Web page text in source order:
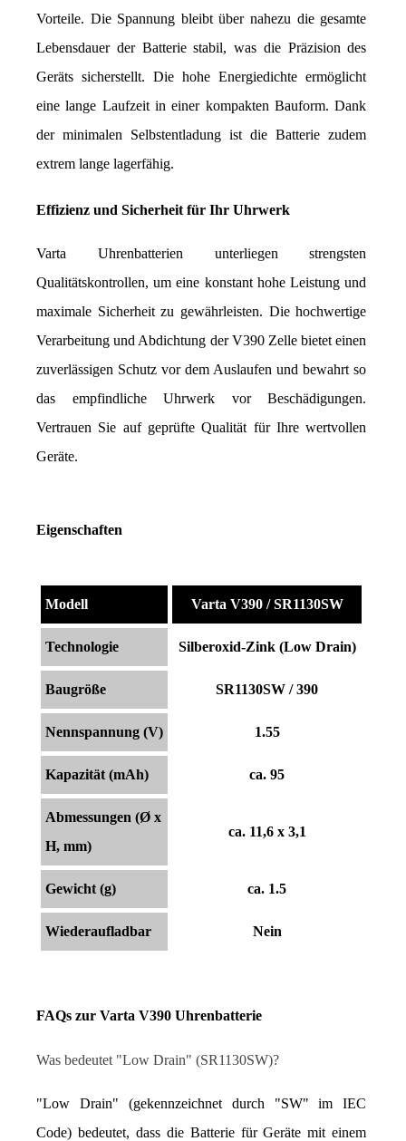
Vorteile. Die Spannung bleibt über nahezu die gesamte
Lebensdauer der Batterie stabil, was die Präzision des
Geräts sicherstellt. Die hohe Energiedichte ermöglicht
eine lange Laufzeit in einer kompakten Bauform. Dank
der minimalen Selbstentladung ist die Batterie zudem
extrem lange lagerfähig.
Effizienz und Sicherheit für Ihr Uhrwerk
Varta Uhrenbatterien unterliegen strengsten
Qualitätskontrollen, um eine konstant hohe Leistung und
maximale Sicherheit zu gewährleisten. Die hochwertige
Verarbeitung und Abdichtung der V390 Zelle bietet einen
zuverlässigen Schutz vor dem Auslaufen und bewahrt so
das empfindliche Uhrwerk vor Beschädigungen.
Vertrauen Sie auf geprüfte Qualität für Ihre wertvollen
Geräte.
Eigenschaften
Modell Varta V390 / SR1130SW
Technologie Silberoxid-Zink (Low Drain)
Baugröße SR1130SW / 390
Nennspannung (V) 1.55
Kapazität (mAh) ca. 95
Abmessungen (Ø x
H, mm)
ca. 11,6 x 3,1
Gewicht (g) ca. 1.5
Wiederaufladbar Nein
FAQs zur Varta V390 Uhrenbatterie
Was bedeutet "Low Drain" (SR1130SW)?
"Low Drain" (gekennzeichnet durch "SW" im IEC
Code) bedeutet, dass die Batterie für Geräte mit einem